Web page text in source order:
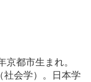
都市生まれ。
社会学）。日本学